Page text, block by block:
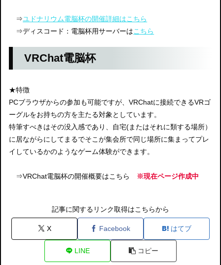
⇒ユドナリウム電脳杯の開催詳細はこちら
⇒ディスコード：電脳杯用サーバーはこちら
VRChat電脳杯
★特徴
PCブラウザからの参加も可能ですが、VRChatに接続できるVRゴ
ーグルをお持ちの方を主たる対象としています。
特筆すべきはその没入感であり、自宅(またはそれに類する場所）
に居ながらにしてまるでそこが集会所で同じ場所に集まってプレ
イしているかのようなゲーム体験ができます。
⇒VRChat電脳杯の開催概要はこちら ※現在ページ作成中
記事に関するリンク取得はこちらから
X Facebook はてブ
LINE コピー